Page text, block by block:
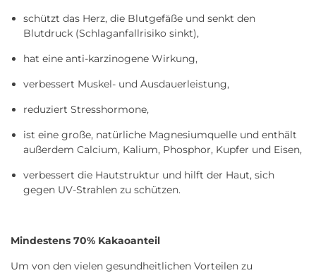
schützt das Herz, die Blutgefäße und senkt den
Blutdruck (Schlaganfallrisiko sinkt),
hat eine anti-karzinogene Wirkung,
verbessert Muskel- und Ausdauerleistung,
reduziert Stresshormone,
ist eine große, natürliche Magnesiumquelle und enthält
außerdem Calcium, Kalium, Phosphor, Kupfer und Eisen,
verbessert die Hautstruktur und hilft der Haut, sich
gegen UV-Strahlen zu schützen.
Mindestens 70% Kakaoanteil
Um von den vielen gesundheitlichen Vorteilen zu